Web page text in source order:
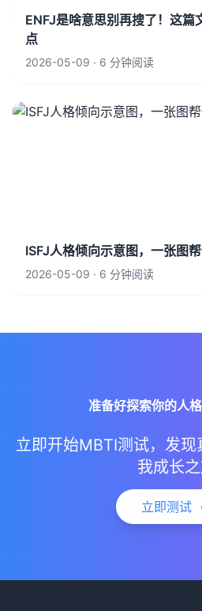
ENFJ是啥意思别再搜了！这篇
点
2026-05-09 · 6 分钟阅读
ISFJ人格倾向示意图，一张图
2026-05-09 · 6 分钟阅读
准备好探索你的人
立即开始MBTI测试，发现
我成长
立即测试